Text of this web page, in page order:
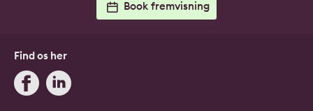
Book fremvisning
Find os her